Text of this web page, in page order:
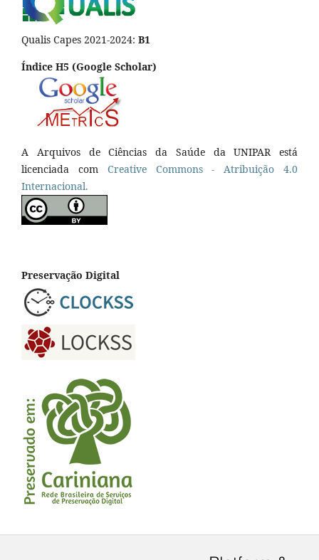
Qualis Capes 2021-2024: B1
Índice H5 (Google Scholar)
A Arquivos de Ciências da Saúde da UNIPAR está
licenciada com Creative Commons - Atribuição 4.0
Internacional.
Preservação Digital